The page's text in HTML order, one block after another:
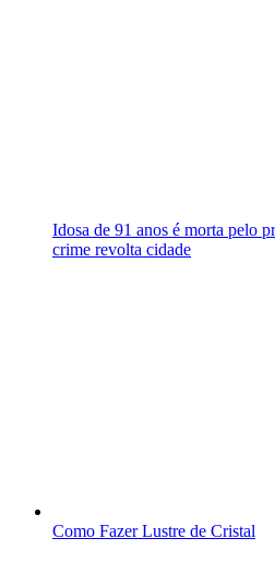
Idosa de 91 anos é morta pelo
crime revolta cidade
Como Fazer Lustre de Cristal